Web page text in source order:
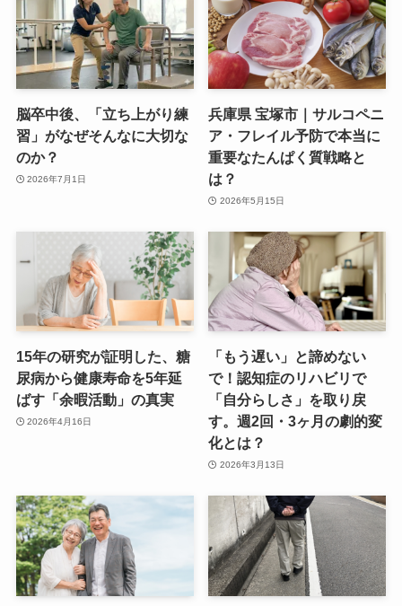
脳卒中後、「立ち上がり練
習」がなぜそんなに大切な
のか？
2026年7月1日
兵庫県 宝塚市｜サルコペニ
ア・フレイル予防で本当に
重要なたんぱく質戦略と
は？
2026年5月15日
15年の研究が証明した、糖
尿病から健康寿命を5年延
ばす「余暇活動」の真実
2026年4月16日
「もう遅い」と諦めない
で！認知症のリハビリで
「自分らしさ」を取り戻
す。週2回・3ヶ月の劇的変
化とは？
2026年3月13日